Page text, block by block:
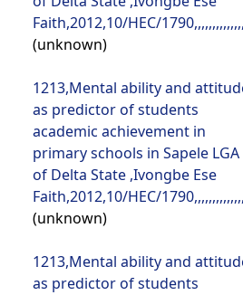
(unknown)
1213,Mental ability and attitude as predictor of students academic achievement in primary schools in Sapele LGA of Delta State ,Ivongbe Ese Faith,2012,10/HEC/
(unknown)
1213,Mental ability and attitude as predictor of students academic achievement in primary schools in Sapele LGA of Delta State ,Ivongbe Ese Faith,2012,10/HEC/